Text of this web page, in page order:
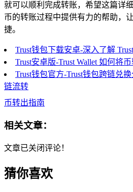
就可以顺利完成转账，希望这篇详
币的转账过程中提供有力的帮助，
捷。
Trust钱包下载安卓-深入了解
Trust安卓版-Trust Wallet 如何将
Trust钱包官方-Trust钱包跨链兑
链流转
币转出指南
相关文章：
文章已关闭评论！
猜你喜欢